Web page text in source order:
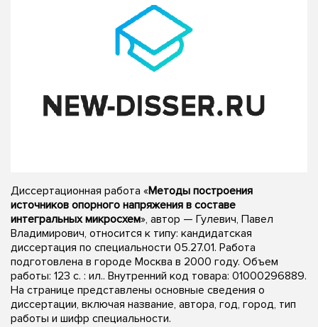
Диссертационная работа «Методы построения
источников опорного напряжения в составе
интегральных микросхем», автор — Гулевич, Павел
Владимирович, относится к типу: кандидатская
диссертация по специальности 05.27.01. Работа
подготовлена в городе Москва в 2000 году. Объем
работы: 123 с. : ил.. Внутренний код товара: 01000296889.
На странице представлены основные сведения о
диссертации, включая название, автора, год, город, тип
работы и шифр специальности.